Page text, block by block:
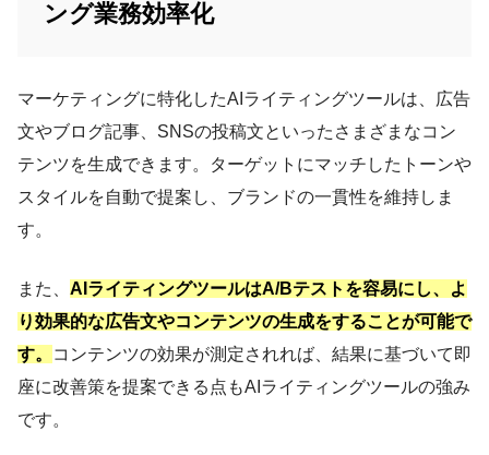
ング業務効率化
マーケティングに特化したAIライティングツールは、広告
文やブログ記事、SNSの投稿文といったさまざまなコン
テンツを生成できます。ターゲットにマッチしたトーンや
スタイルを自動で提案し、ブランドの一貫性を維持しま
す。
また、 AIライティングツールはA/Bテストを容易にし、よ
り効果的な広告文やコンテンツの生成をすることが可能で
す。
コンテンツの効果が測定されれば、結果に基づいて即
座に改善策を提案できる点もAIライティングツールの強み
です。